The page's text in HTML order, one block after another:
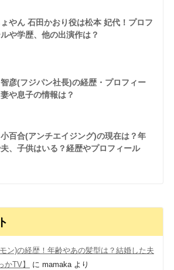
やん 石田かおり役は松本 妃代！プロフ
ルや学歴、他の出演作は？
彦(フジパン社長)の経歴・プロフィー
や息子の情報は？
小百合(アンチエイジング)の現在は？年
、子供はいる？経歴やプロフィール
ン)の経歴！年齢やあの髪型は？結婚した夫
TV】
に mamakaより